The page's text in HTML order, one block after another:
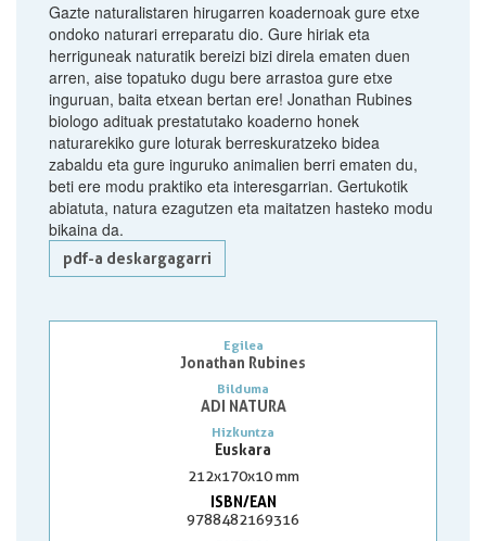
Gazte naturalistaren hirugarren koadernoak gure etxe
ondoko naturari erreparatu dio. Gure hiriak eta
herriguneak naturatik bereizi bizi direla ematen duen
arren, aise topatuko dugu bere arrastoa gure etxe
inguruan, baita etxean bertan ere! Jonathan Rubines
biologo adituak prestatutako koaderno honek
naturarekiko gure loturak berreskuratzeko bidea
zabaldu eta gure inguruko animalien berri ematen du,
beti ere modu praktiko eta interesgarrian. Gertukotik
abiatuta, natura ezagutzen eta maitatzen hasteko modu
bikaina da.
pdf-a deskargagarri
Egilea
Jonathan Rubines
Bilduma
ADI NATURA
Hizkuntza
Euskara
212x170x10 mm
ISBN/EAN
9788482169316